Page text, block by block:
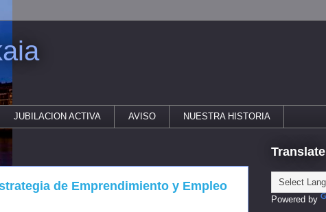
JUBILACION ACTIVA AVISO NUESTRA HISTORIA
de Emprendimiento y Empleo
Translate
Powered by